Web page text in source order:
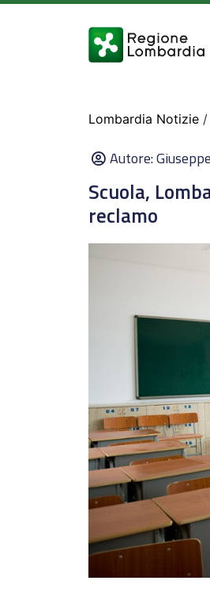
Lombardia Notizie /
Autore:
Scuola,
reclamo